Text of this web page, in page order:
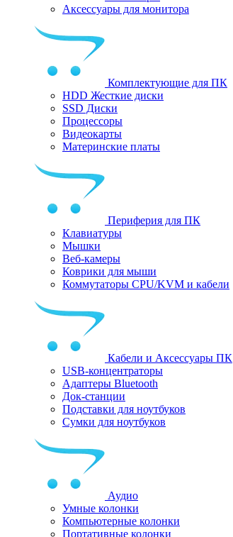
Аксессуары для монитора
Комплектующие для ПК
HDD Жесткие диски
SSD Диски
Процессоры
Видеокарты
Материнские платы
Периферия для ПК
Клавиатуры
Мышки
Веб-камеры
Коврики для мыши
Коммутаторы CPU/KVM и кабели
Кабели и Аксессуары ПК
USB-концентраторы
Адаптеры Bluetooth
Док-станции
Подставки для ноутбуков
Сумки для ноутбуков
Аудио
Умные колонки
Компьютерные колонки
Портативные колонки